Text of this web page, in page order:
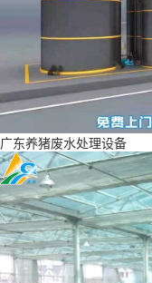
广东养猪废水处理设备